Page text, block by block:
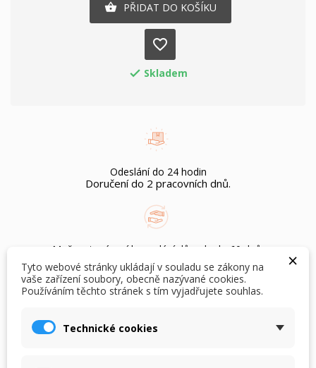
 PŘIDAT DO KOŠÍKU
favorite_border
 Skladem
Odeslání do 24 hodin
Doručení do 2 pracovních dnů.
Možnost vrácení bez udání důvodu do 60 dnů.
Pouze pro nepoužité zboží s cedulkami.
Doprava zdarma
×
Tyto webové stránky ukládají v souladu se zákony na
vaše zařízení soubory, obecně nazývané cookies.
Používáním těchto stránek s tím vyjadřujete souhlas.
Technické cookies